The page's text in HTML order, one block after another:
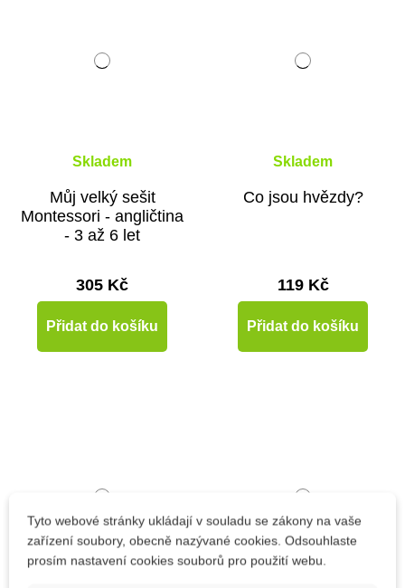
Skladem
Můj velký sešit
Montessori - angličtina
- 3 až 6 let
305 Kč
Přidat do košíku
Skladem
Co jsou hvězdy?
119 Kč
Přidat do košíku
Tyto webové stránky ukládají v souladu se zákony na vaše
zařízení soubory, obecně nazývané cookies. Odsouhlaste
prosím nastavení cookies souborů pro použití webu.